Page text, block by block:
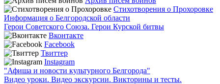
Стихотворения о Прохоровке
Информация о Белгородской области
Герои Советского Союза. Герои Курской битвы
Вконтакте
Facebook
Твиттер
Instagram
"Афиша и новости культурного Белгорода"
Видео уроки. Видео экскурсии. Викторины и тесты.